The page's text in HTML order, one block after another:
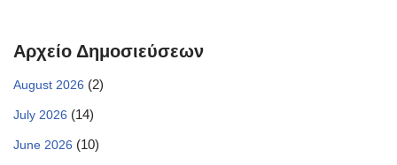
Αρχείο Δημοσιεύσεων
August 2026 (2)
July 2026 (14)
June 2026 (10)